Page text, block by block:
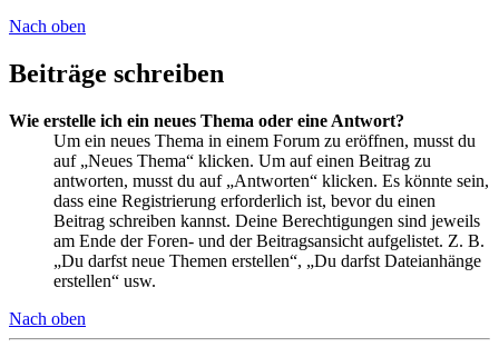
Nach oben
Beiträge schreiben
Wie erstelle ich ein neues Thema oder eine Antwort?
Um ein neues Thema in einem Forum zu eröffnen, musst du
auf „Neues Thema“ klicken. Um auf einen Beitrag zu
antworten, musst du auf „Antworten“ klicken. Es könnte sein,
dass eine Registrierung erforderlich ist, bevor du einen
Beitrag schreiben kannst. Deine Berechtigungen sind jeweils
am Ende der Foren- und der Beitragsansicht aufgelistet. Z. B.
„Du darfst neue Themen erstellen“, „Du darfst Dateianhänge
erstellen“ usw.
Nach oben